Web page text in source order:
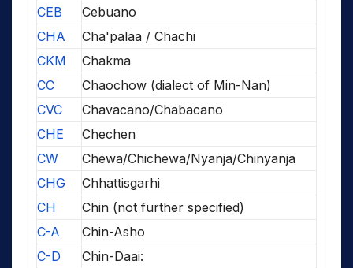
CEB
Cebuano
CHA
Cha'palaa / Chachi
CKM
Chakma
CC
Chaochow (dialect of Min-Nan)
CVC
Chavacano/Chabacano
CHE
Chechen
CW
Chewa/Chichewa/Nyanja/Chinyanja
CHG
Chhattisgarhi
CH
Chin (not further specified)
C-A
Chin-Asho
C-D
Chin-Daai: